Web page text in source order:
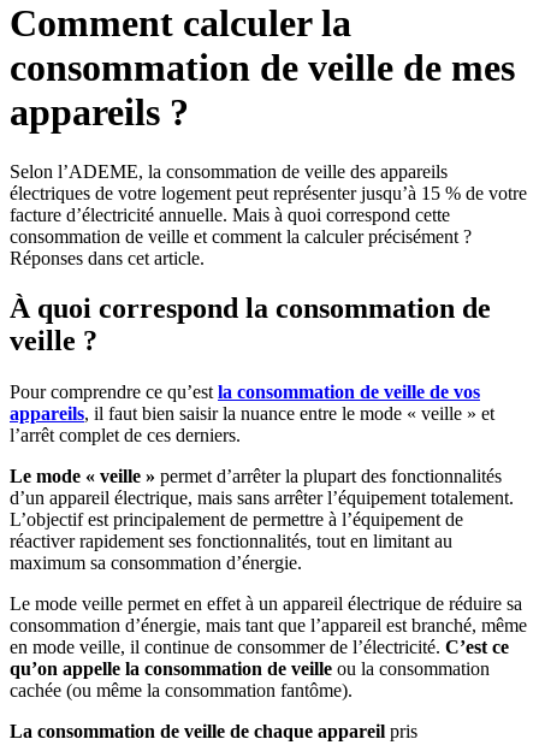
Comment calculer la
consommation de veille de mes
appareils ?
Selon l’ADEME, la consommation de veille des appareils
électriques de votre logement peut représenter jusqu’à 15 % de votre
facture d’électricité annuelle. Mais à quoi correspond cette
consommation de veille et comment la calculer précisément ?
Réponses dans cet article.
À quoi correspond la consommation de
veille ?
Pour comprendre ce qu’est la consommation de veille de vos
appareils, il faut bien saisir la nuance entre le mode « veille » et
l’arrêt complet de ces derniers.
Le mode « veille » permet d’arrêter la plupart des fonctionnalités
d’un appareil électrique, mais sans arrêter l’équipement totalement.
L’objectif est principalement de permettre à l’équipement de
réactiver rapidement ses fonctionnalités, tout en limitant au
maximum sa consommation d’énergie.
Le mode veille permet en effet à un appareil électrique de réduire sa
consommation d’énergie, mais tant que l’appareil est branché, même
en mode veille, il continue de consommer de l’électricité. C’est ce
qu’on appelle la consommation de veille ou la consommation
cachée (ou même la consommation fantôme).
La consommation de veille de chaque appareil pris